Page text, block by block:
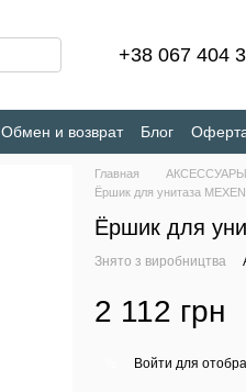
+38 067 404
Обмен и возврат Блог
Главная
Ёршик для унитаза
Ёршик для
Знято з виробництва
2 112 грн
Войти для